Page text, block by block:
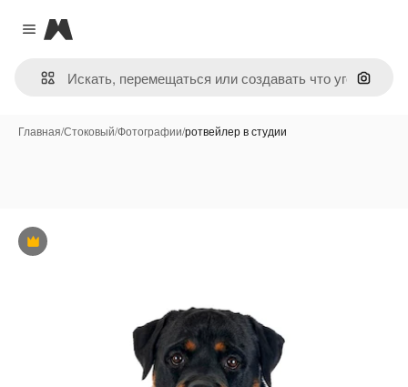
Close menu
Magnific
Поиск
Главная/Стоковый/Фотографии/ротвейлер в студии
Премиум